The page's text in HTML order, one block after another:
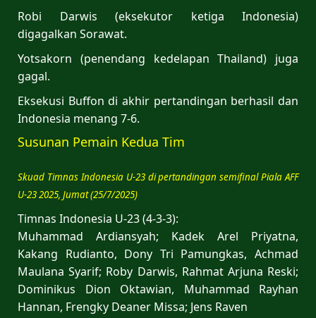
Robi Darwis (eksekutor ketiga Indonesia)
digagalkan Sorawat.
Yotsakorn (penendang kedelapan Thailand) juga
gagal.
Eksekusi Buffon di akhir pertandingan berhasil dan
Indonesia menang 7-6.
Susunan Pemain Kedua Tim
Skuad Timnas Indonesia U-23 di pertandingan semifinal Piala AFF
U-23 2025, Jumat (25/7/2025)
Timnas Indonesia U-23 (4-3-3):
Muhammad Ardiansyah; Kadek Arel Priyatna,
Kakang Rudianto, Dony Tri Pamungkas, Achmad
Maulana Syarif; Roby Darwis, Rahmat Arjuna Reski;
Dominikus Dion Oktawian, Muhammad Rayhan
Hannan, Frengky Deaner Missa; Jens Raven